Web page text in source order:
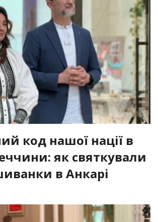
код нашої нації в
як святкували
в Анкарі